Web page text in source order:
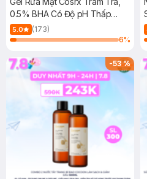
0.5% BHA Có Độ pH Thấp
150ml
5.0
(173)
6%
-53%